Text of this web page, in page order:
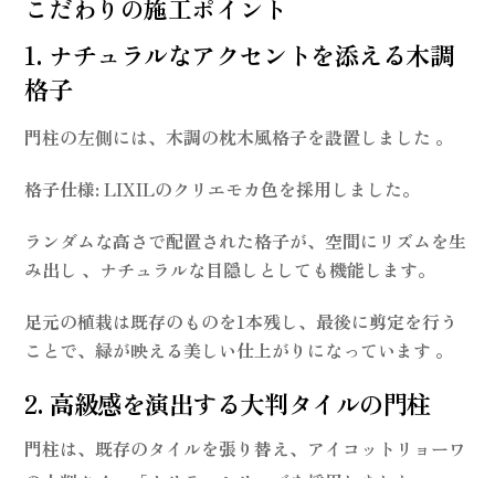
こだわりの施工ポイント
1. ナチュラルなアクセントを添える木調
格子
門柱の左側には、木調の枕木風格子を設置しました 。
格子仕様: LIXILのクリエモカ色を採用しました。
ランダムな高さで配置された格子が、空間にリズムを生
み出し 、ナチュラルな目隠しとしても機能します。
足元の植栽は既存のものを1本残し、最後に剪定を行う
ことで、緑が映える美しい仕上がりになっています 。
2. 高級感を演出する大判タイルの門柱
門柱は、既存のタイルを張り替え、アイコットリョーワ